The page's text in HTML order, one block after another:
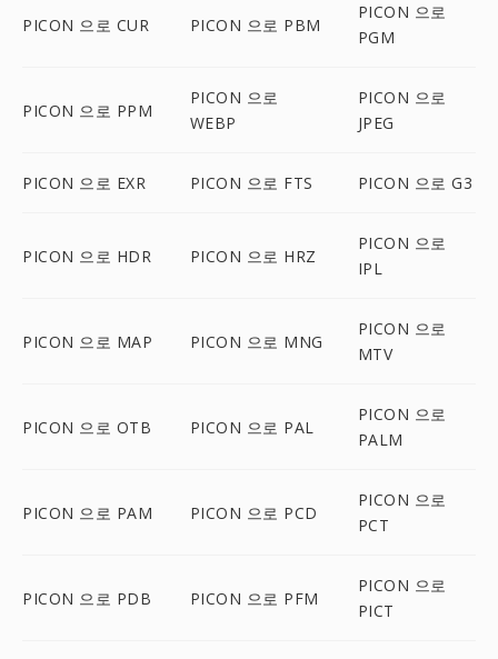
PICON 으로 CUR PICON 으로 PBM
PICON 으로
PGM
PICON 으로 PPM
PICON 으로
WEBP
PICON 으로
JPEG
PICON 으로 EXR PICON 으로 FTS PICON 으로 G3
PICON 으로 HDR PICON 으로 HRZ
PICON 으로
IPL
PICON 으로 MAP PICON 으로 MNG
PICON 으로
MTV
PICON 으로 OTB PICON 으로 PAL
PICON 으로
PALM
PICON 으로 PAM PICON 으로 PCD
PICON 으로
PCT
PICON 으로 PDB PICON 으로 PFM
PICON 으로
PICT